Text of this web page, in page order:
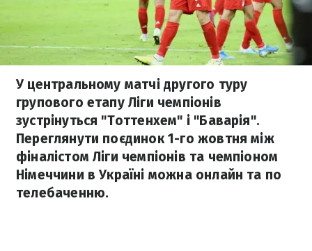
У центральному матчі другого туру
групового етапу Ліги чемпіонів
зустрінуться "Тоттенхем" і "Баварія".
Переглянути поєдинок 1-го жовтня між
фіналістом Ліги чемпіонів та чемпіоном
Німеччини в Україні можна онлайн та по
телебаченню.